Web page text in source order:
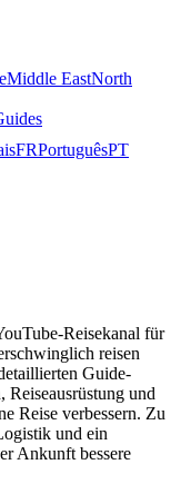
Middle EastNorth
FRPortuguêsPT
Reisekanal für
reisen
Guide-
Reiseausrüstung und
Reise verbessern. Zu
und ein
Ankunft bessere